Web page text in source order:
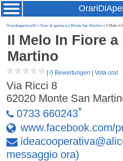
Oraridiapertura24»Orari di apertura a Monte San Martino » Il Melo In
Il Melo In Fiore a
Martino
|0 Bewertungen |Vota ora!
Via Ricci 8
62020 Monte San
0733 660243*
www.facebook.com/
ideacooperativa@
messaggio ora)